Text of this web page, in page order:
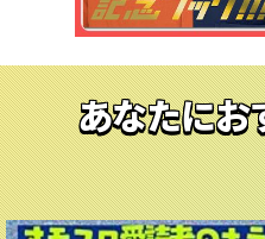
あなたにお